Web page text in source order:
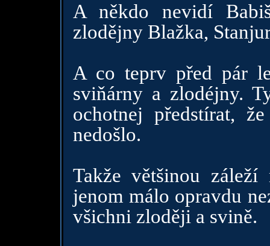
A někdo nevidí
zlodějny Blažka,
A co teprv před pár
sviňárny a zlodéjny.
ochotnej předstírat,
nedošlo.
Takže většinou
jenom málo opravdu
všichni zloději a svině.